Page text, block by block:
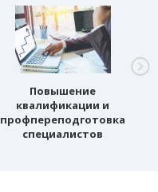
Повышение
квалификации и
профпереподготовка
специалистов